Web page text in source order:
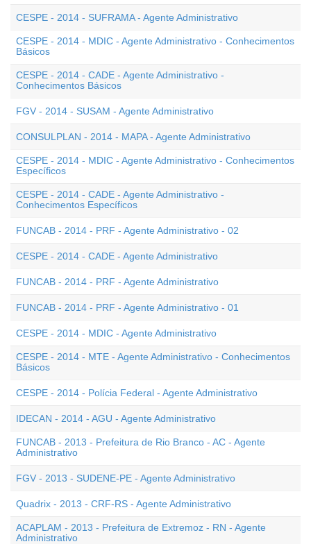
CESPE - 2014 - SUFRAMA - Agente Administrativo
CESPE - 2014 - MDIC - Agente Administrativo - Conhecimentos
Básicos
CESPE - 2014 - CADE - Agente Administrativo -
Conhecimentos Básicos
FGV - 2014 - SUSAM - Agente Administrativo
CONSULPLAN - 2014 - MAPA - Agente Administrativo
CESPE - 2014 - MDIC - Agente Administrativo - Conhecimentos
Específicos
CESPE - 2014 - CADE - Agente Administrativo -
Conhecimentos Específicos
FUNCAB - 2014 - PRF - Agente Administrativo - 02
CESPE - 2014 - CADE - Agente Administrativo
FUNCAB - 2014 - PRF - Agente Administrativo
FUNCAB - 2014 - PRF - Agente Administrativo - 01
CESPE - 2014 - MDIC - Agente Administrativo
CESPE - 2014 - MTE - Agente Administrativo - Conhecimentos
Básicos
CESPE - 2014 - Polícia Federal - Agente Administrativo
IDECAN - 2014 - AGU - Agente Administrativo
FUNCAB - 2013 - Prefeitura de Rio Branco - AC - Agente
Administrativo
FGV - 2013 - SUDENE-PE - Agente Administrativo
Quadrix - 2013 - CRF-RS - Agente Administrativo
ACAPLAM - 2013 - Prefeitura de Extremoz - RN - Agente
Administrativo